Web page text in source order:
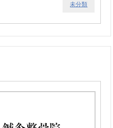
未分類